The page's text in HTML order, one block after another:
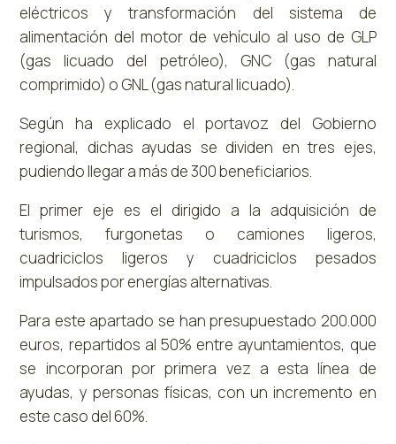
eléctricos y transformación del sistema de
alimentación del motor de vehículo al uso de GLP
(gas licuado del petróleo), GNC (gas natural
comprimido) o GNL (gas natural licuado).
Según ha explicado el portavoz del Gobierno
regional, dichas ayudas se dividen en tres ejes,
pudiendo llegar a más de 300 beneficiarios.
El primer eje es el dirigido a la adquisición de
turismos, furgonetas o camiones ligeros,
cuadriciclos ligeros y cuadriciclos pesados
impulsados por energías alternativas.
Para este apartado se han presupuestado 200.000
euros, repartidos al 50% entre ayuntamientos, que
se incorporan por primera vez a esta línea de
ayudas, y personas físicas, con un incremento en
este caso del 60%.